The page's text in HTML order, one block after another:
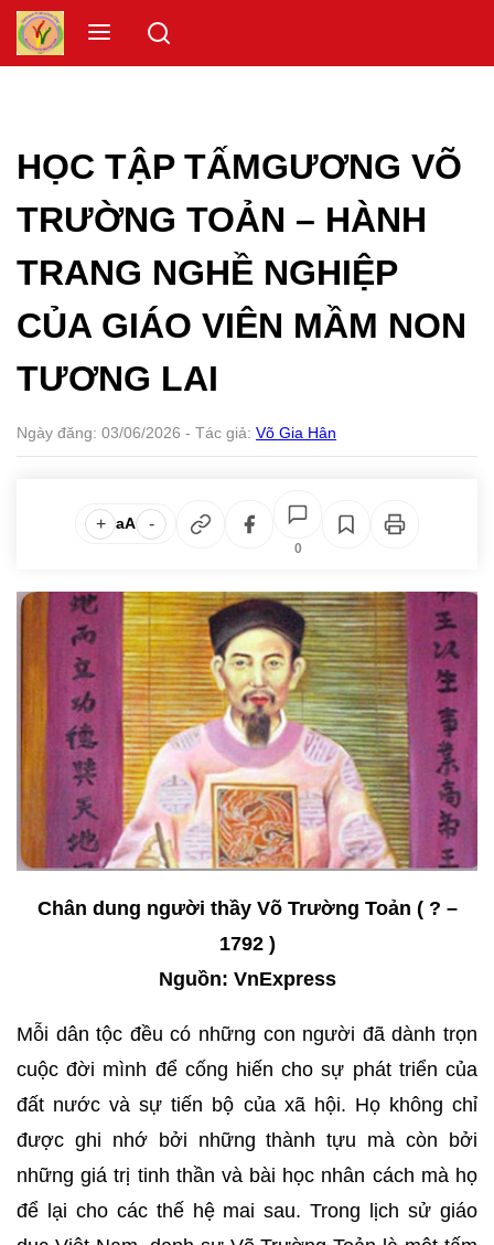
Skip
content
Menu
HỌC TẬP TẤMGƯƠNG VÕ
TRƯỜNG TOẢN – HÀNH
TRANG NGHỀ NGHIỆP
CỦA GIÁO VIÊN MẦM NON
TƯƠNG LAI
Ngày đăng: 03/06/2026 - Tác giả: Võ Gia Hân
+ aA -
0
Chân dung người thầy Võ Trường Toản ( ? –
1792 )
Nguồn: VnExpress
Mỗi dân tộc đều có những con người đã dành trọn
cuộc đời mình để cống hiến cho sự phát triển của
đất nước và sự tiến bộ của xã hội. Họ không chỉ
được ghi nhớ bởi những thành tựu mà còn bởi
những giá trị tinh thần và bài học nhân cách mà họ
để lại cho các thế hệ mai sau. Trong lịch sử giáo